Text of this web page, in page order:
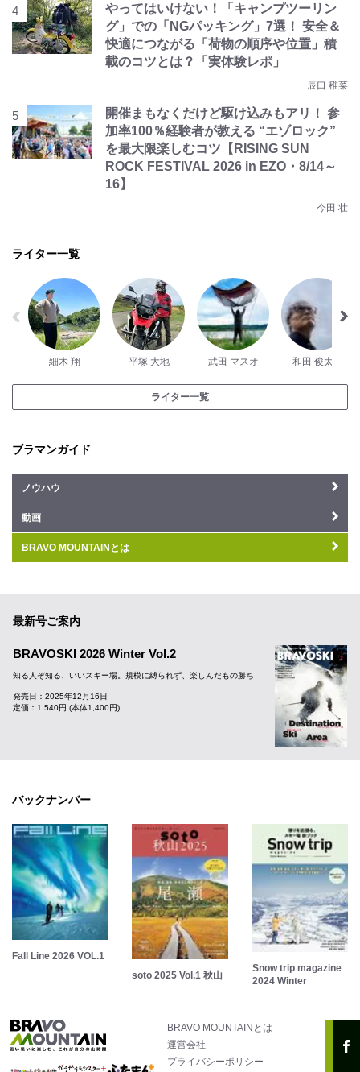
やってはいけない！「キャンプツーリン
グ」での「NGパッキング」7選！ 安全＆
快適につながる「荷物の順序や位置」積
載のコツとは？「実体験レポ」
辰口 稚菜
開催まもなくだけど駆け込みもアリ！ 参
加率100％経験者が教える “エゾロック”
を最大限楽しむコツ【RISING SUN
ROCK FESTIVAL 2026 in EZO・8/14～
16】
今田 壮
ライター一覧
細木 翔 平塚 大地 武田 マスオ 和田 俊太郎
ライター一覧
ブラマンガイド
ノウハウ
動画
BRAVO MOUNTAINとは
最新号ご案内
BRAVOSKI 2026 Winter Vol.2
知る人ぞ知る、いいスキー場。規模に縛られず、楽しんだもの勝ち
発売日：2025年12月16日
定価：1,540円 (本体1,400円)
バックナンバー
Fall Line 2026 VOL.1
soto 2025 Vol.1 秋山
Snow trip magazine
2024 Winter
BRAVO MOUNTAINとは
運営会社
プライバシーポリシー